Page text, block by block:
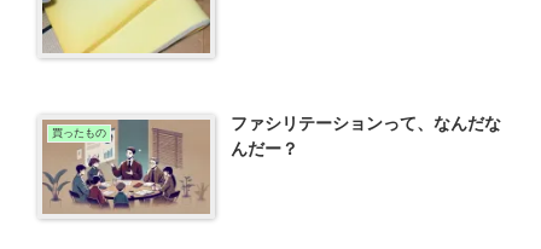
買ったもの
ファシリテーションって、なんだな
んだー？